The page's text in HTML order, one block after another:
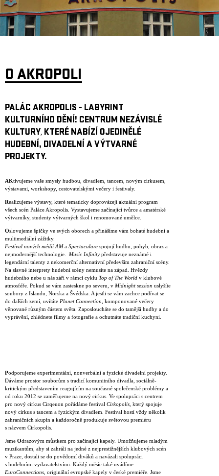
O AKROPOLI
PALÁC AKROPOLIS - LABYRINT
KULTURNÍHO DĚNÍ! CENTRUM NEZÁVISLÉ
KULTURY, KTERÉ NABÍZÍ OJEDINĚLÉ
HUDEBNÍ, DIVADELNÍ A VÝTVARNÉ
PROJEKTY.
AKtivujeme vaše smysly hudbou, divadlem, tancem, novým cirkusem,
výstavami, workshopy, cestovatelskými večery i festivaly.
Realizujeme výstavy, které tematicky doprovázejí aktuální program
všech scén Paláce Akropolis. Vystavujeme začínající tvůrce a amatérské
výtvarníky, studenty výtvarných škol i renomované umělce.
Oslovujeme špičky ve svých oborech a přinášíme vám bohaté hudební a
multimediální zážitky.
Festival nových médií AMa Spectaculare spojují hudbu, pohyb, obraz a
nejmodernější technologie. Music Infinity představuje neznámé i
legendární talenty z nekomerční alternativní především zahraniční scény.
Na slavné interprety hudební scény nemusíte na západ. Hvězdy
hudebního nebe u nás září v rámci cyklu Top of The World v klubové
atmosféře Pokud se vám zasteskne po severu, v Midnight session uslyšíte
soubory z Islandu, Norska a Švédska. A jestli se vám zachce podívat se
do dalších zemí, uvítáte Planet Connection , komponované večery
věnované různým částem světa. Zaposloucháte se do tamější hudby a do
vyprávění, zhlédnete filmy a fotografie a ochutnáte tradiční kuchyni.
Podporujeme experimentální, nonverbální a fyzické divadelní projekty.
Dáváme prostor souborům s tradicí komunitního divadla, sociálně-
kritickým představením reagujícím na současné společenské problémy a
od roku 2012 se zaměřujeme na nový cirkus. Ve spolupráci s centrem
pro nový cirkus Cirqeuon pořádáme festival Cirkopolis , který spojuje
nový cirkus s tancem a fyzickým divadlem. Festival hostí vždy několik
zahraničních skupin a každoročně produkuje světovou premiéru
s názvem Cirkopolis.
Jsme Odrazovým můstkem pro začínající kapely. Umožňujeme mladým
muzikantům, aby si zahráli na jedné z nejprestižnějších klubových scén
v Praze, dostali se do povědomí diváků a navázali spolupráci
s hudebními vydavatelstvími. Každý měsíc také uvádíme
EuroConnections , originální evropské kapely v české premiéře. Jsme